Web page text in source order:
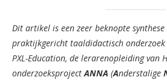
Dit artikel is een zeer beknopte
praktijkgericht taaldidactisch
PXL-Education, de lerarenopleiding van
onderzoeksprojectANNA (Anderstalige